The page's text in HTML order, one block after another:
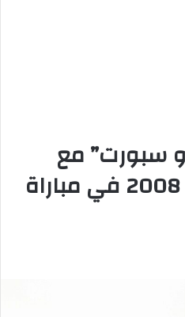
سبورت” مع
المحامين مواليد 2008 في مباراة